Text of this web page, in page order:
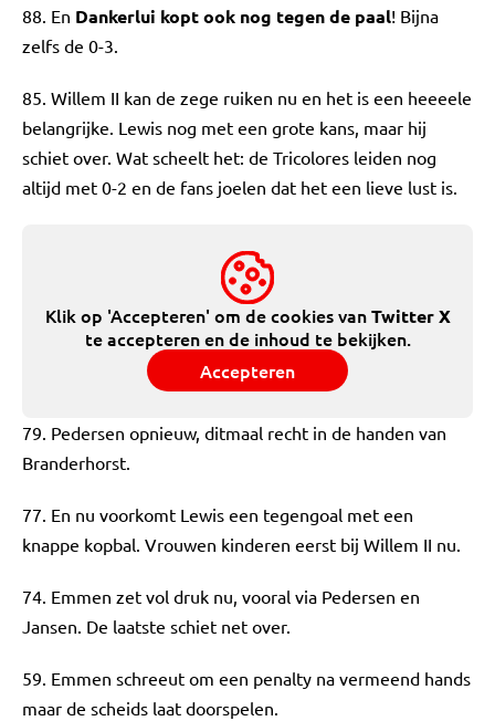
88. En Dankerlui kopt ook nog tegen de paal! Bijna
zelfs de 0-3.
85. Willem II kan de zege ruiken nu en het is een heeeele
belangrijke. Lewis nog met een grote kans, maar hij
schiet over. Wat scheelt het: de Tricolores leiden nog
altijd met 0-2 en de fans joelen dat het een lieve lust is.
Klik op 'Accepteren' om de cookies vanTwitter X
te accepteren en de inhoud te bekijken.
Accepteren
79. Pedersen opnieuw, ditmaal recht in de handen van
Branderhorst.
77. En nu voorkomt Lewis een tegengoal met een
knappe kopbal. Vrouwen kinderen eerst bij Willem II nu.
74. Emmen zet vol druk nu, vooral via Pedersen en
Jansen. De laatste schiet net over.
59. Emmen schreeut om een penalty na vermeend hands
maar de scheids laat doorspelen.